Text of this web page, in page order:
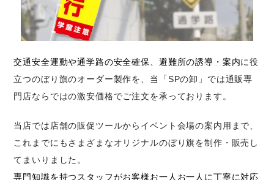
交通安全運動や通学路の安全確保、 避難所の誘導・案内に役
立つのぼり旗のオーダー製作を、当「SPの卸」では通販専
門店ならではの激安価格でご注文を承っております。
当店では店舗の販促ツールからイベント会場の案内用まで、
これまでにもさまざまなオリジナルのぼり旗を制作・販売し
てまいりました。
専門知識を持つスタッフがお客様お一人お一人に丁寧に対応